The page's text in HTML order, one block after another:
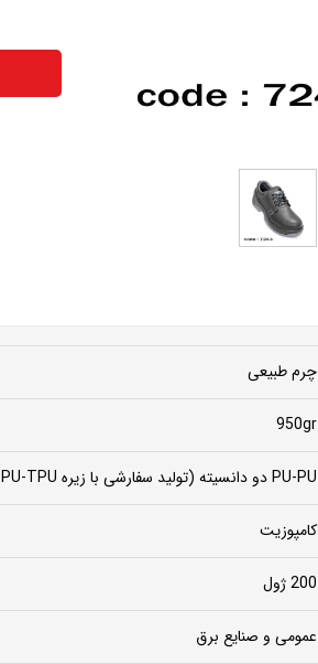
چرم طبیعی
950gr
PU-PU دو دانسیته (تولید سفارشی با زیره PU-TPU امکان پذیر میباشد.)
کامپوزیت
200 ژول
عمومی و صنایع برق